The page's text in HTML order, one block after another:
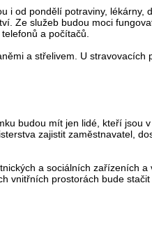
i od pondělí potraviny, lékárny,
Ze služeb budou moci
a počítačů.
a střelivem. U stravovacích
budou mít jen lidé, kteří jsou
zajistit zaměstnavatel,
a sociálních zařízeních a
vnitřních prostorách bude stačit